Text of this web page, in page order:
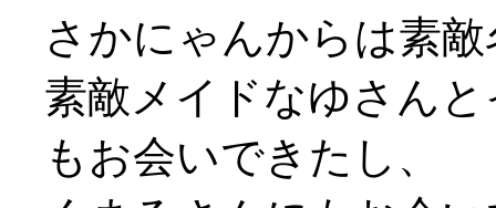
さかにゃんからは素
素敵メイドなゆさん
もお会いできたし、